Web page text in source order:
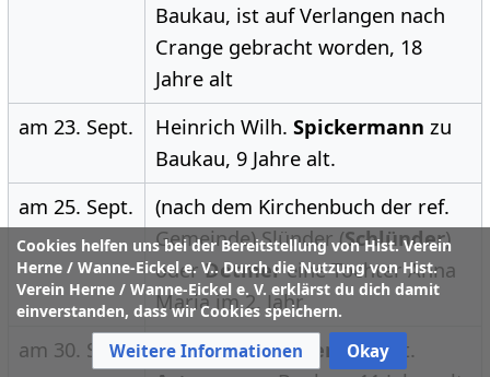
Baukau, ist auf Verlangen nach
Crange gebracht worden, 18
Jahre alt
am 23. Sept.
Heinrich Wilh. Spickermann zu
Baukau, 9 Jahre alt.
am 25. Sept.
(nach dem Kirchenbuch der ref.
Gemeinde) Slünder (Schlünder)
oderDetmereine Tochter Anna
Maria im 2. Jahr
am 30. Sept.
Anna MariaWittenberggt.
Cookies helfen uns bei der Bereitstellung von Hist. Verein
Herne / Wanne-Eickel e. V.. Durch die Nutzung von Hist.
Verein Herne / Wanne-Eickel e. V. erklärst du dich damit
einverstanden, dass wir Cookies speichern.
Weitere Informationen Okay